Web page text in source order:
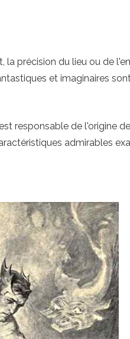
précision du lieu ou de
et imaginaires
responsable de l'origine
admirables